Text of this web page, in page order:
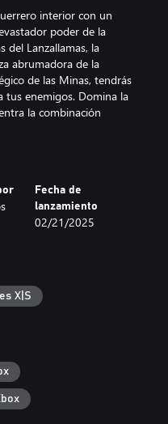
interior con un
poder de la
del Lanzallamas, la
abrumadora de la
de las Minas, tendrás
tus enemigos. Domina la
la combinación
de las tablas de
y muestra al mundo
el campeón definitivo.
estilo de juego ""fácil de
una diversión máxima
lo hacen accesible
desafiante proporciona
afina tus reflejos y
visuales y una
la acción rápida.
Fecha de
lanzamiento
02/21/2025
X|S